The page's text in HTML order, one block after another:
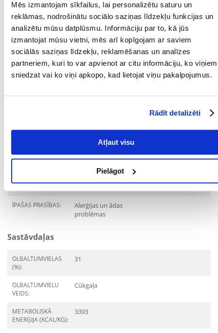
Mēs izmantojam sīkfailus, lai personalizētu saturu un
reklāmas, nodrošinātu sociālo saziņas līdzekļu funkcijas un
analizētu mūsu datplūsmu. Informāciju par to, kā jūs
izmantojat mūsu vietni, mēs arī kopīgojam ar saviem
sociālās saziņas līdzekļu, reklamēšanas un analīzes
partneriem, kuri to var apvienot ar citu informāciju, ko viņiem
sniedzat vai ko viņi apkopo, kad lietojat viņu pakalpojumus.
Rādīt detalizēti
Atļaut visu
Pielāgot
folijskābe: 7 mg, 3a835 vitamīns B12: 0,2 mg, 3a671 vitamīns D3: 1000
IU, 3a700 E vitamīns: 500IU. Zootehniskās piedevas: 4b1707
Enterococcus faecium DSM10663/NCIMB 10415: 1 x 109 CFU.
Parametri
IEPAKOJUMA SVARS
(KG):
11.4
MĀJDZĪVNIEKA
Universāls
CANIVERA
DZĪVES POSMS: Pieaudzis
ĪPAŠAS PRASĪBAS:
Alerģijas un ādas
problēmas
Sastāvdaļas
OLBALTUMVIELAS
(%):
31
OLBALTUMVIELU
VEIDS:
Cūkgaļa
METABOLISKĀ
ENERĢIJA (KCAL/KG):
3393